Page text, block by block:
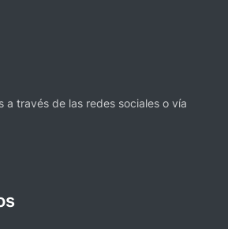
a través de las redes sociales o vía